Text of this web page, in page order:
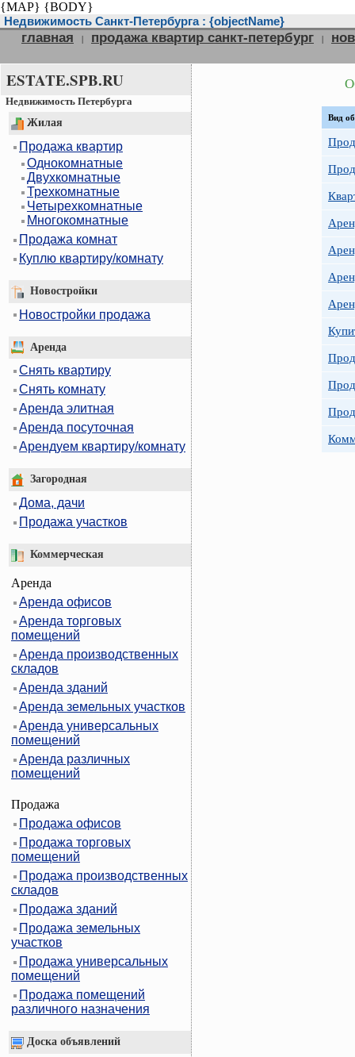
{MAP} {BODY}
Недвижимость Санкт-Петербурга : {objectName}
главная | продажа квартир санкт-петербург |
ESTATE.SPB.RU
Недвижимость Петербурга
Жилая
Продажа квартир
Однокомнатные
Двухкомнатные
Трехкомнатные
Четырехкомнатные
Многокомнатные
Продажа комнат
Куплю квартиру/комнату
Новостройки
Новостройки продажа
Аренда
Снять квартиру
Снять комнату
Аренда элитная
Аренда посуточная
Арендуем квартиру/комнату
Загородная
Дома, дачи
Продажа участков
Коммерческая
Аренда
Аренда офисов
Аренда торговых
помещений
Аренда производственных
складов
Аренда зданий
Аренда земельных участков
Аренда универсальных
помещений
Аренда различных
помещений
Продажа
Продажа офисов
Продажа торговых
помещений
Продажа производственных
складов
Продажа зданий
Продажа земельных
участков
Продажа универсальных
помещений
Продажа помещений
различного назначения
Доска объявлений
Вид